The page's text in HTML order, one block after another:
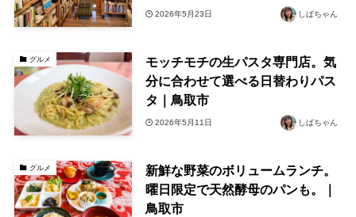
2026年5月23日 しばちゃん
グルメ
モッチモチの生パスタ専門店。気
分に合わせて選べる日替わりパス
タ｜鳥取市
2026年5月11日 しばちゃん
グルメ
新鮮な野菜のボリュームランチ。
曜日限定で天然酵母のパンも。｜
鳥取市